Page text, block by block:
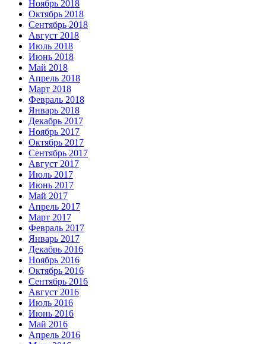
Ноябрь 2018
Октябрь 2018
Сентябрь 2018
Август 2018
Июль 2018
Июнь 2018
Май 2018
Апрель 2018
Март 2018
Февраль 2018
Январь 2018
Декабрь 2017
Ноябрь 2017
Октябрь 2017
Сентябрь 2017
Август 2017
Июль 2017
Июнь 2017
Май 2017
Апрель 2017
Март 2017
Февраль 2017
Январь 2017
Декабрь 2016
Ноябрь 2016
Октябрь 2016
Сентябрь 2016
Август 2016
Июль 2016
Июнь 2016
Май 2016
Апрель 2016